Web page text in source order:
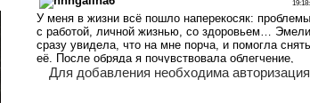
Для добавления необходима авторизация